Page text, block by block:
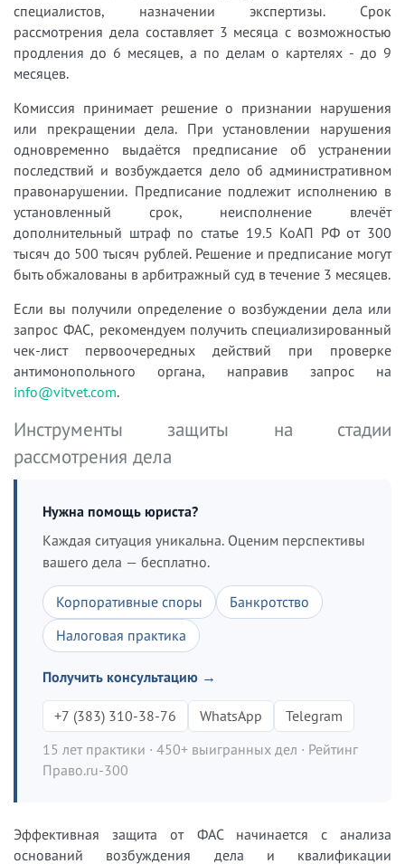
специалистов, назначении экспертизы. Срок
рассмотрения дела составляет 3 месяца с возможностью
продления до 6 месяцев, а по делам о картелях - до 9
месяцев.
Комиссия принимает решение о признании нарушения
или прекращении дела. При установлении нарушения
одновременно выдаётся предписание об устранении
последствий и возбуждается дело об административном
правонарушении. Предписание подлежит исполнению в
установленный срок, неисполнение влечёт
дополнительный штраф по статье 19.5 КоАП РФ от 300
тысяч до 500 тысяч рублей. Решение и предписание могут
быть обжалованы в арбитражный суд в течение 3 месяцев.
Если вы получили определение о возбуждении дела или
запрос ФАС, рекомендуем получить специализированный
чек-лист первоочередных действий при проверке
антимонопольного органа, направив запрос на
info@vitvet.com.
Инструменты защиты на стадии
рассмотрения дела
Нужна помощь юриста?
Каждая ситуация уникальна. Оценим перспективы
вашего дела — бесплатно.
Корпоративные споры
Банкротство
Налоговая практика
Получить консультацию →
+7 (383) 310-38-76 WhatsApp
Telegram
15 лет практики · 450+ выигранных дел · Рейтинг
Право.ru-300
Эффективная защита от ФАС начинается с анализа
оснований возбуждения дела и квалификации